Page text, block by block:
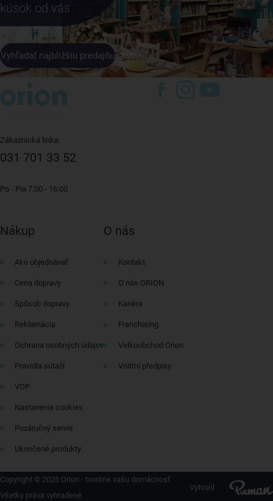
kúsok od vás
Vyhľadať najbližšiu predajňu
Zákaznická linka:
031 701 33 52
Po - Pia 7:00 - 16:00
Nákup
Ako objednávať
Cena dopravy
Spôsob dopravy
Reklamácia
Ochrana osobných údajov
Pravidla sútaží
VOP
Nastavenie cookies
Pozáručný servis
Ukončené produkty
O nás
Kontakt
O nás ORION
Kariéra
Franchising
Velkoobchod Orion
Vnitřní předpisy
Copyright © 2026 Orion - tvoríme vašu domácnosť
Všetky práva vyhradené
Vytvoril